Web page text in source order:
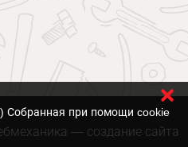
— создание сайта
Собранная при помощи cookie